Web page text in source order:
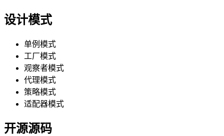
设计模式
单例模式
工厂模式
观察者模式
代理模式
策略模式
适配器模式
开源源码